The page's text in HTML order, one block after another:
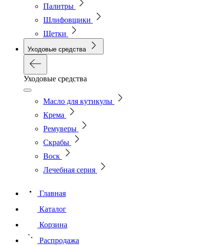
Палитры
Шлифовщики
Щетки
Уходовые средства
Уходовые средства
Масло для кутикулы
Крема
Ремуверы
Скрабы
Воск
Лечебная серия
Главная
Каталог
Корзина
Распродажа